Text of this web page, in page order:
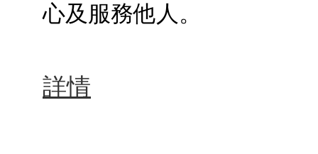
心及服務他人。
詳情